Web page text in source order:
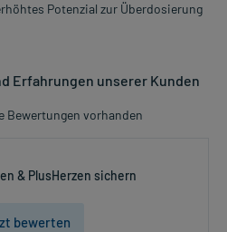
Potenzial zur Überdosierung
Erfahrungen unserer Kunden
Bewertungen vorhanden
& PlusHerzen sichern
bewerten